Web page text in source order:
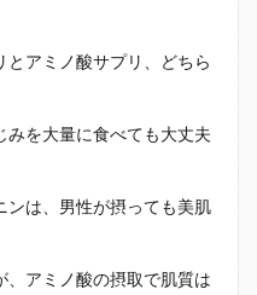
とアミノ酸サプリ、どちら
みを大量に食べても大丈夫
ンは、男性が摂っても美肌
、アミノ酸の摂取で肌質は